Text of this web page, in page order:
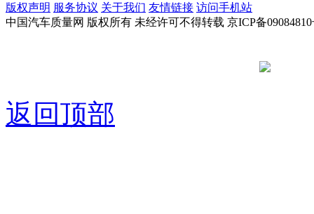
版权声明 服务协议 关于我们 友情链接 访问手机站
中国汽车质量网 版权所有 未经许可不得转载 京ICP备09084810
返回顶部